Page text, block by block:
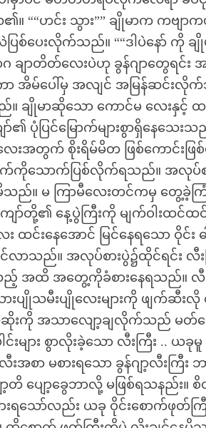
၏။ ““ဟင်း သွား”” ချိုမာက ကဗျ
စ်ပေးလိုက်သည်။ ““ဒါပဲနော် ကို
ချာတိတ်လေးပဲဟု ခွန်ဂျာတွေရင်း
အိမ်ပေါ်မှ အလျင် အမြန်ဆင်းလိုက်
ချိုမာဆိုသော ကောင်မ လေးနှင့်
ပြင်မြောက်များစွာရှိနေသေးသ
တွက် စိုးရိမ်မိတ ဖြစ်ကောင်းဖြစ်မှ
စ်ခွက်ကိုသောက်ပြစ်လိုက်ရသည်။ အလုပ်
မ ကြာမီလေးတင်ကမှ တွေ့ခဲ့ကြုံ
တို့၏ နေ့ပွဲကြီးကို မျက်ဝါးထင်ထင်
းနေအောင် မြင်နေရသော ဝိုင်း
ာင်လာသည်။ အလုပ်စားပွဲ၌ထိုင်ရင်း
အထိ အတွေ့ကိုခံစားနေရသည်။ လီး
ပျိုသမီးပျိုလေးများကို ဖျက်ဆီးလို
းကို အသာလျော့ချလိုက်သည် မတ်ထ
ျား စွာလိုးခဲ့သော လီးကြီး .. ယခု
းအစာ မစားရသော ခွန်ဂျာ့လီးကြီး ဘ
ာ့တိ ပျော့ခွေဘာလို့ မဖြစ်ရသနည်း
းရသော်လည်း ယခု ဝိုင်းစောက်ဖုတ်